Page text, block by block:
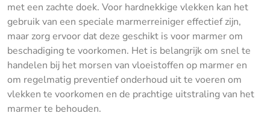
met een zachte doek. Voor hardnekkige vlekken kan het
gebruik van een speciale marmerreiniger effectief zijn,
maar zorg ervoor dat deze geschikt is voor marmer om
beschadiging te voorkomen. Het is belangrijk om snel te
handelen bij het morsen van vloeistoffen op marmer en
om regelmatig preventief onderhoud uit te voeren om
vlekken te voorkomen en de prachtige uitstraling van het
marmer te behouden.